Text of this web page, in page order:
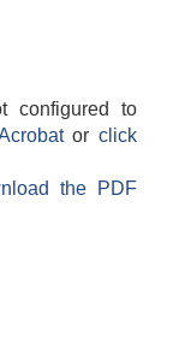
configured to
orclick
the PDF